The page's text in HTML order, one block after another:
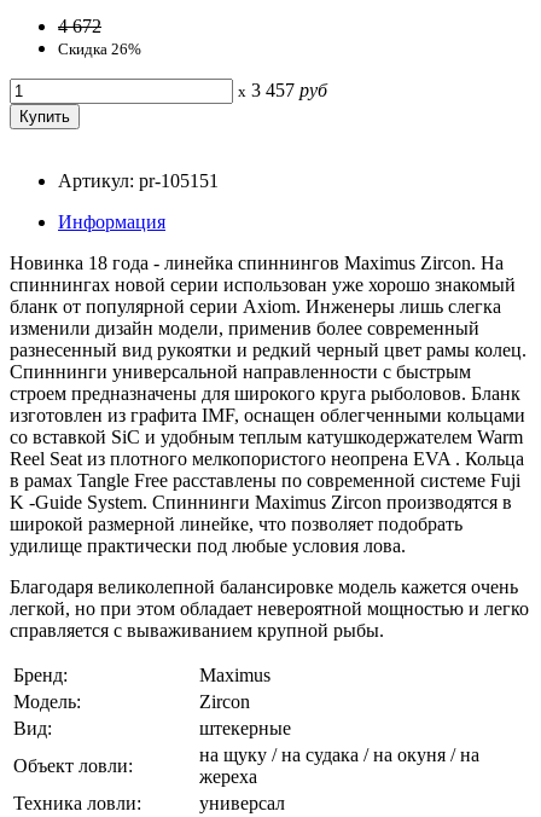
4 672
Скидка 26%
x 3 457 руб
Артикул: pr-105151
Информация
Новинка 18 года - линейка спиннингов Maximus Zircon. На
спиннингах новой серии использован уже хорошо знакомый
бланк от популярной серии Axiom. Инженеры лишь слегка
изменили дизайн модели, применив более современный
разнесенный вид рукоятки и редкий черный цвет рамы колец.
Спиннинги универсальной направленности с быстрым
строем предназначены для широкого круга рыболовов. Бланк
изготовлен из графита IMF, оснащен облегченными кольцами
со вставкой SiC и удобным теплым катушкодержателем Warm
Reel Seat из плотного мелкопористого неопрена EVA . Кольца
в рамах Tangle Free расставлены по современной системе Fuji
K -Guide System. Спиннинги Maximus Zircon производятся в
широкой размерной линейке, что позволяет подобрать
удилище практически под любые условия лова.
Благодаря великолепной балансировке модель кажется очень
легкой, но при этом обладает невероятной мощностью и легко
справляется с вываживанием крупной рыбы.
Бренд:
Maximus
Модель:
Zircon
Вид:
штекерные
Объект ловли:
на щуку / на судака / на окуня / на
жереха
Техника ловли:
универсал